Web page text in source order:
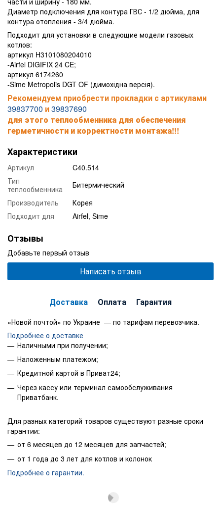
Диаметр подключения для контура ГВС - 1/2 дюйма, для
контура отопления - 3/4 дюйма.
Подходит для установки в следующие модели газовых
котлов:
артикул H3101080204010
-Airfel DIGIFIX 24 CE;
артикул 6174260
-Sime Metropolis DGT OF (димохідна версія).
Рекомендуем приобрести прокладки с артикулами
39837700 и39837690
для этого теплообменника для обеспечения
герметичности и корректности монтажа!!!
Характеристики
Артикул
C40.514
Тип
теплообменника
Битермический
Производитель
Корея
Подходит для
Airfel, Sime
Отзывы
Добавьте первый отзыв
Написать отзыв
Доставка Оплата Гарантия
«Новой почтой» по Украине — по тарифам перевозчика.
Подробнее о доставке
Наличными при получении;
Наложенным платежом;
Кредитной картой в Приват24;
Через кассу или терминал самообслуживания
Приватбанк.
Для разных категорий товаров существуют разные сроки
гарантии:
от 6 месяцев до 12 месяцев для запчастей;
от 1 года до 3 лет для котлов и колонок
Подробнее о гарантии.